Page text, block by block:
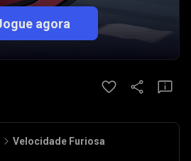
agora
Velocidade Furiosa